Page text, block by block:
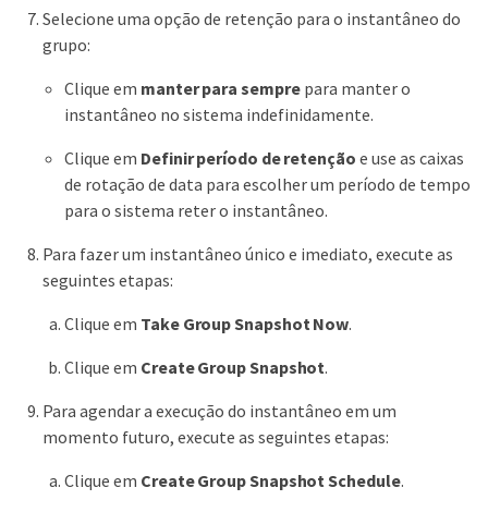
Selecione uma opção de retenção para o instantâneo do
grupo:
Clique em manter para semprepara manter o
instantâneo no sistema indefinidamente.
Clique em Definir período de retenção e use as caixas
de rotação de data para escolher um período de tempo
para o sistema reter o instantâneo.
Para fazer um instantâneo único e imediato, execute as
seguintes etapas:
Clique em Take Group Snapshot Now.
Clique em Create Group Snapshot.
Para agendar a execução do instantâneo em um
momento futuro, execute as seguintes etapas:
Clique em Create Group Snapshot Schedule.